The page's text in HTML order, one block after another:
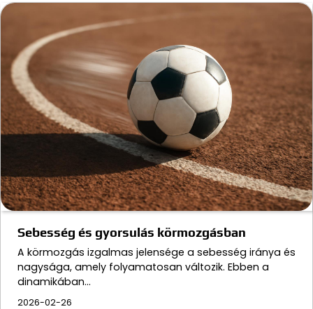
Sebesség és gyorsulás körmozgásban
A körmozgás izgalmas jelensége a sebesség iránya és
nagysága, amely folyamatosan változik. Ebben a
dinamikában…
2026-02-26